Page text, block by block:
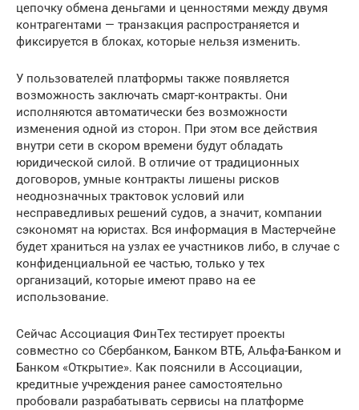
цепочку обмена деньгами и ценностями между двумя
контрагентами — транзакция распространяется и
фиксируется в блоках, которые нельзя изменить.
У пользователей платформы также появляется
возможность заключать смарт-контракты. Они
исполняются автоматически без возможности
изменения одной из сторон. При этом все действия
внутри сети в скором времени будут обладать
юридической силой. В отличие от традиционных
договоров, умные контракты лишены рисков
неоднозначных трактовок условий или
несправедливых решений судов, а значит, компании
сэкономят на юристах. Вся информация в Мастерчейне
будет храниться на узлах ее участников либо, в случае с
конфиденциальной ее частью, только у тех
организаций, которые имеют право на ее
использование.
Сейчас Ассоциация ФинТех тестирует проекты
совместно со Сбербанком, Банком ВТБ, Альфа-Банком и
Банком «Открытие». Как пояснили в Ассоциации,
кредитные учреждения ранее самостоятельно
пробовали разрабатывать сервисы на платформе